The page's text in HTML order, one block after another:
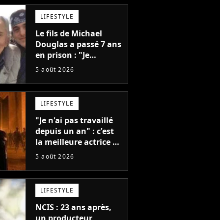
LIFESTYLE
Le fils de Michael
Douglas a passé 7 ans
en prison : "Je
distribuais des joints
5 août 2026
LIFESTYLE
"Je n'ai pas travaillé
depuis un an" : c'est
la meilleure actrice de
L'Odyssée, mais
donner de rôle au
cinéma
5 août 2026
LIFESTYLE
NCIS : 23 ans après,